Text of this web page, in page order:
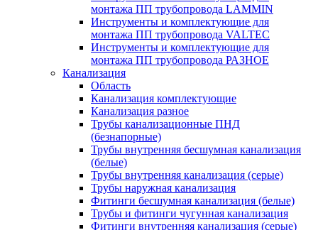
монтажа ПП трубопровода LAMMIN
Инструменты и комплектующие для
монтажа ПП трубопровода VALTEC
Инструменты и комплектующие для
монтажа ПП трубопровода РАЗНОЕ
Канализация
Область
Канализация комплектующие
Канализация разное
Трубы канализационные ПНД
(безнапорные)
Трубы внутренняя бесшумная канализация
(белые)
Трубы внутренняя канализация (серые)
Трубы наружная канализация
Фитинги бесшумная канализация (белые)
Трубы и фитинги чугунная канализация
Фитинги внутренняя канализация (серые)